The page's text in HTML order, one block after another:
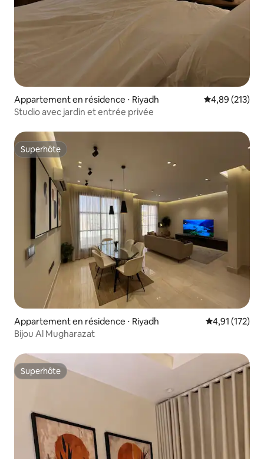
Appartement en résidence ⋅ Riyadh Évaluation
4,89 (213)
Studio avec jardin et entrée privée
Superhôte
Superhôte
Appartement en résidence ⋅ Riyadh Évaluation
4,91 (172)
Bijou Al Mugharazat
Superhôte
Superhôte